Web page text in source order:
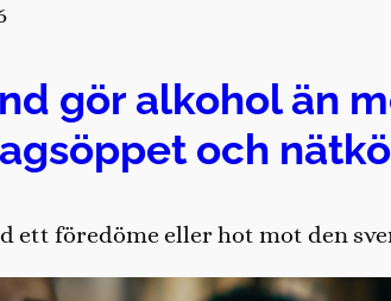
gör alkohol än
och
ett föredöme eller hot mot den